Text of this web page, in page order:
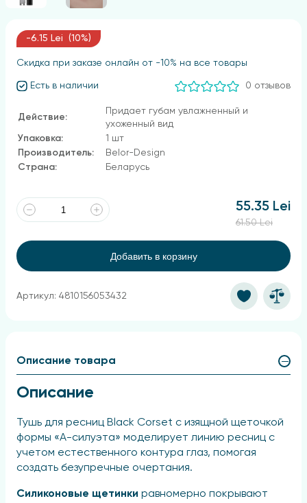
-6.15 Lei (10%)
Скидка при заказе онлайн от -10% на все товары
Есть в наличии 0 отзывов
Действие:
Придает губам увлажненный и
ухоженный вид
Упаковка:
1 шт
Производитель:
Belor-Design
Страна:
Беларусь
55.35 Lei
61.50 Lei
Добавить в корзину
Артикул: 4810156053432
Описание товара
Описание
Тушь для ресниц Black Corset с изящной щеточкой
формы «А-силуэта» моделирует линию ресниц с
учетом естественного контура глаз, помогая
создать безупречные очертания.
Силиконовые щетинки равномерно покрывают